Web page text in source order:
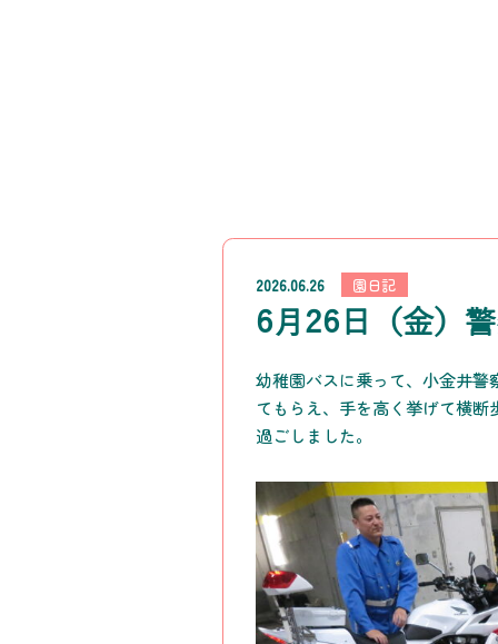
2026.06.26 園日記
6月26日（金）
幼稚園バスに乗って、小金井
てもらえ、手を高く挙げて横
過ごしました。